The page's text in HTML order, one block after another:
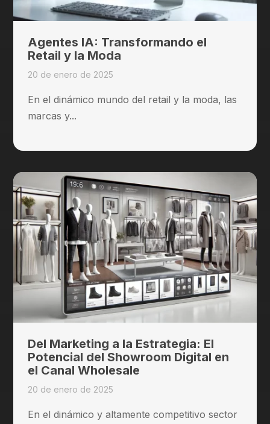
Agentes IA: Transformando el
Retail y la Moda
20 de enero de 2025
En el dinámico mundo del retail y la moda, las
marcas y...
Del Marketing a la Estrategia: El
Potencial del Showroom Digital en
el Canal Wholesale
20 de enero de 2025
En el dinámico y altamente competitivo sector